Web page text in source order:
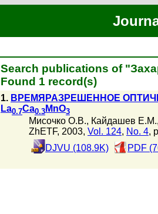
Search publications of
Found 1 record(s)
1. ВРЕМЯРАЗРЕШЕННОЕ
La0.7Ca0.3 MnO3
Мисочко О.В., Кайдашев Е.М.,
ZhETF, 2003, Vol. 124, No. 4,
DJVU (108.9K)
PDF